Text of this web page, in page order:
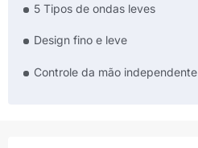
5 Tipos de ondas leves
Design fino e leve
Controle da mão independente